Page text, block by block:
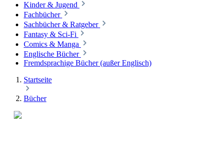
Kinder & Jugend
Fachbücher
Sachbücher & Ratgeber
Fantasy & Sci-Fi
Comics & Manga
Englische Bücher
Fremdsprachige Bücher (außer Englisch)
Startseite
Bücher